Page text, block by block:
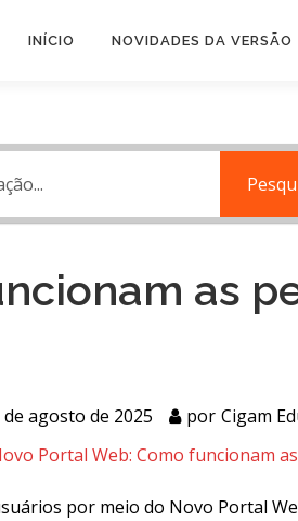
INÍCIO NOVIDADES DA VERSÃO
as
de agosto de 2025 por Cigam
Portal Web: Como funcionam
por meio do Novo Portal